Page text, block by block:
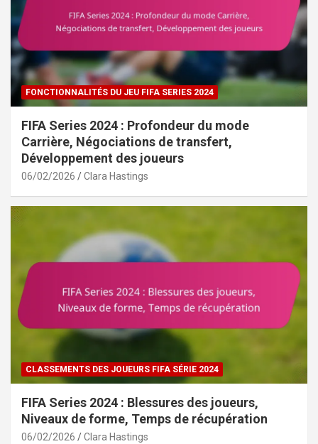
FONCTIONNALITÉS DU JEU FIFA SERIES 2024
FIFA Series 2024 : Profondeur du mode
Carrière, Négociations de transfert,
Développement des joueurs
06/02/2026 Clara Hastings
CLASSEMENTS DES JOUEURS FIFA SÉRIE 2024
FIFA Series 2024 : Blessures des joueurs,
Niveaux de forme, Temps de récupération
06/02/2026 Clara Hastings